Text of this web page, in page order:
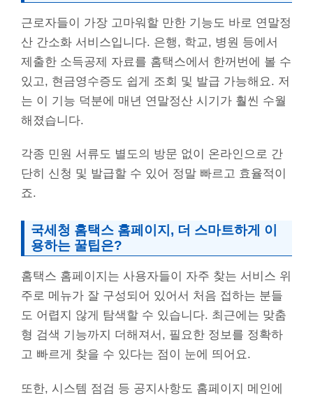
근로자들이 가장 고마워할 만한 기능도 바로 연말정
산 간소화 서비스입니다. 은행, 학교, 병원 등에서
제출한 소득공제 자료를 홈택스에서 한꺼번에 볼 수
있고, 현금영수증도 쉽게 조회 및 발급 가능해요. 저
는 이 기능 덕분에 매년 연말정산 시기가 훨씬 수월
해졌습니다.
각종 민원 서류도 별도의 방문 없이 온라인으로 간
단히 신청 및 발급할 수 있어 정말 빠르고 효율적이
죠.
국세청 홈택스 홈페이지, 더 스마트하게 이
용하는 꿀팁은?
홈택스 홈페이지는 사용자들이 자주 찾는 서비스 위
주로 메뉴가 잘 구성되어 있어서 처음 접하는 분들
도 어렵지 않게 탐색할 수 있습니다. 최근에는 맞춤
형 검색 기능까지 더해져서, 필요한 정보를 정확하
고 빠르게 찾을 수 있다는 점이 눈에 띄어요.
또한, 시스템 점검 등 공지사항도 홈페이지 메인에